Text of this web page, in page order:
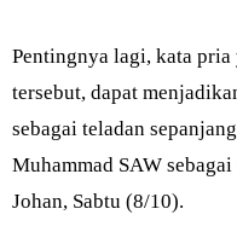
Pentingnya lagi, kata
tersebut, dapat
sebagai teladan
Muhammad SAW
Johan, Sabtu (8/10).